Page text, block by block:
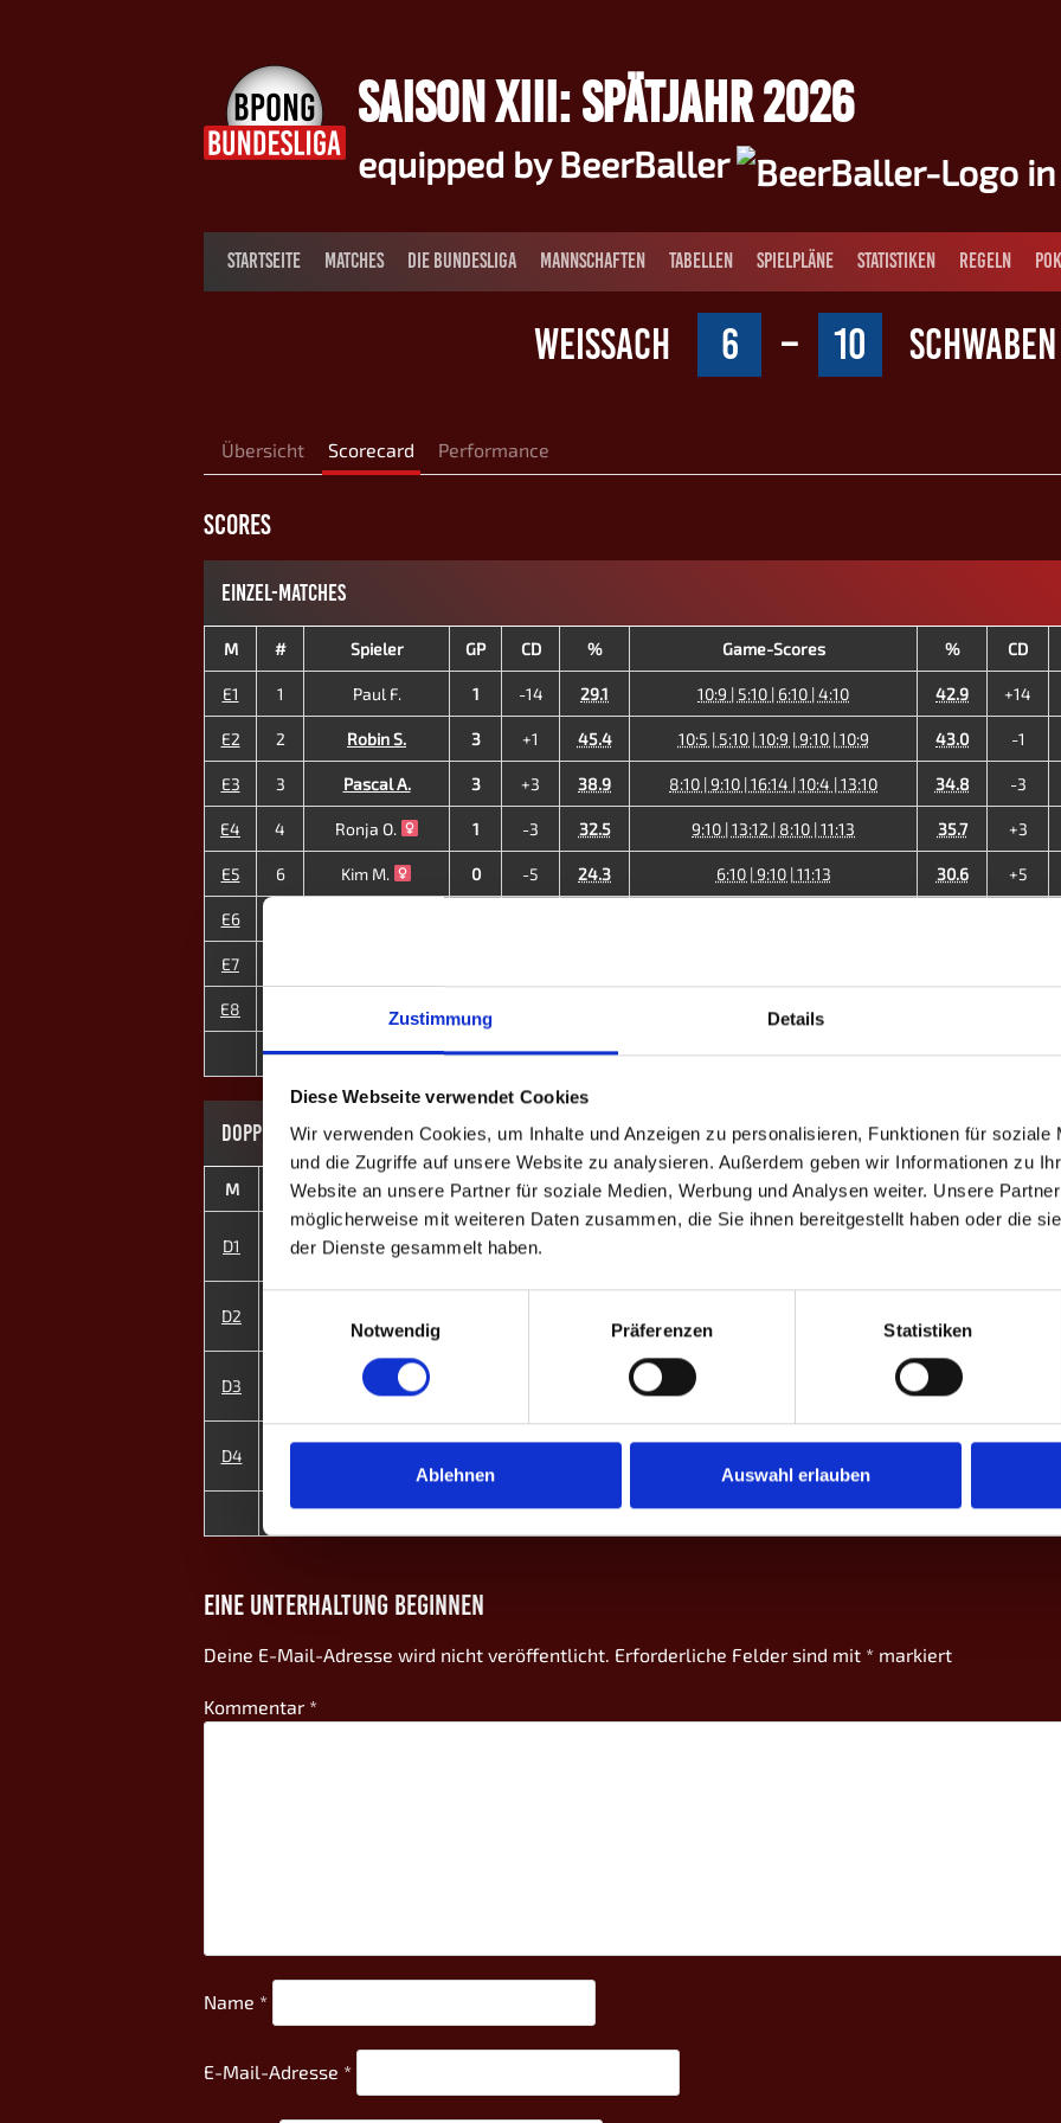
Zustimmung Details
Diese Webseite verwendet Cookies
Wir verwenden Cookies, um Inhalte und Anzeigen zu personalisieren, Funktionen für soziale
und die Zugriffe auf unsere Website zu analysieren. Außerdem geben wir Informationen zu
Website an unsere Partner für soziale Medien, Werbung und Analysen weiter. Unsere
möglicherweise mit weiteren Daten zusammen, die Sie ihnen bereitgestellt haben oder die
der Dienste gesammelt haben.
Notwendig
Präferenzen Statistiken
Ablehnen Auswahl erlauben
SAISON XIII: SPÄTJAHR 2026
equipped by BeerBaller
STARTSEITE MATCHES DIE BUNDESLIGA MANNSCHAFTEN TABELLEN SPIELPLÄNE STATISTIKEN REGELN
WEISSACH 6 – 10 SCHWABEN
Übersicht Scorecard Performance
SCORES
EINZEL-MATCHES
M # Spieler GP CD % Game-Scores % CD
E1 1 Paul F. 1 -14 29.1 10:9 | 5:10 | 6:10 | 4:10 42.9 +14
E2 2 Robin S. 3 +1 45.4 10:5 | 5:10 | 10:9 | 9:10 | 10:9 43.0 -1
E3 3 Pascal A. 3 +3 38.9 8:10 | 9:10 | 16:14 | 10:4 | 13:10 34.8 -3
E4 4 Ronja O. 1 -3 32.5 9:10 | 13:12 | 8:10 | 11:13 35.7 +3
E5 6 Kim M. 0 -5 24.3 6:10 | 9:10 | 11:13 30.6 +5
E6
E7
E8 Thilo Häuser 14:16 | 10:9 | 7:10 | 10:7 | 13:12
4MP 15 -9 32.1 33.0 +9
DOPPEL-MATCHES
M Spieler GP CD % Game-Scores % CD
D1
Robin S.
1 -11
D2
Kim M.
22.4
24.4
D3
Pascal A.
Ben P.
11:13 | 10:7 | 11:13 | 13:10 | 8:10
39.4
32.9
D4
Mirko B.
Thilo Häuser
27.9
36.0
2MP 6 -22 30.6 35.5 +22
EINE UNTERHALTUNG BEGINNEN
Deine E-Mail-Adresse wird nicht veröffentlicht. Erforderliche Felder sind mit * markiert
Kommentar *
Name *
E-Mail-Adresse *